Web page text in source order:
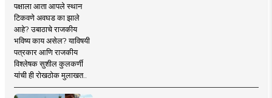
पक्षाला आता आपले स्थान
टिकवणे अवघड का झाले
आहे? उबाठाचे राजकीय
भविष्य काय असेल? याविषयी
पत्रकार आणि राजकीय
विश्लेषक सुशील कुलकर्णी
यांची ही रोखठोक मुलाखत..